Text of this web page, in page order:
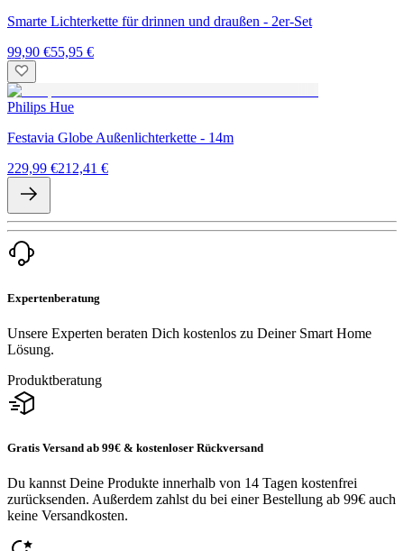
Smarte Lichterkette für drinnen und draußen - 2er-Set
99,90 €55,95 €
Philips Hue
Festavia Globe Außenlichterkette - 14m
229,99 €212,41 €
Expertenberatung
Unsere Experten beraten Dich kostenlos zu Deiner Smart Home
Lösung.
Produktberatung
Gratis Versand ab 99€ & kostenloser Rückversand
Du kannst Deine Produkte innerhalb von 14 Tagen kostenfrei
zurücksenden. Außerdem zahlst du bei einer Bestellung ab 99€ auch
keine Versandkosten.